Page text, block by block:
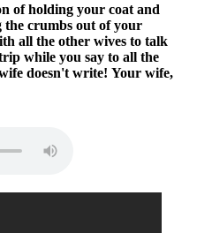
of holding your coat and
crumbs out of your
all the other wives to talk
while you say to all the
doesn't write! Your wife,